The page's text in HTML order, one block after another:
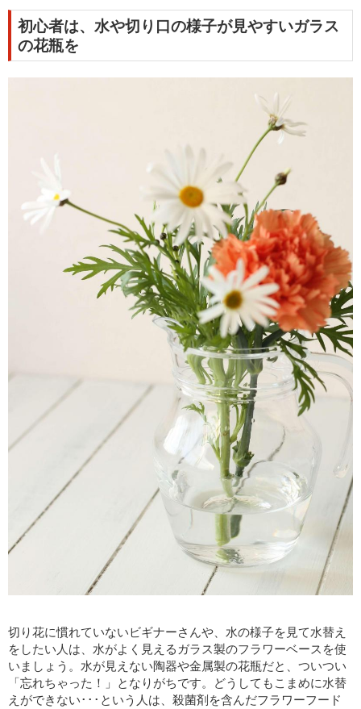
初心者は、水や切り口の様子が見やすいガラス
の花瓶を
切り花に慣れていないビギナーさんや、水の様子を見て水替え
をしたい人は、水がよく見えるガラス製のフラワーベースを使
いましょう。水が見えない陶器や金属製の花瓶だと、ついつい
「忘れちゃった！」となりがちです。どうしてもこまめに水替
えができない･･･という人は、殺菌剤を含んだフラワーフード